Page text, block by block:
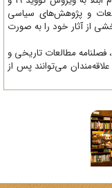
و پژوهش‌های سیاسی
آثار خود را به صورت
مطالعات تاریخی و
می‌توانند پس از